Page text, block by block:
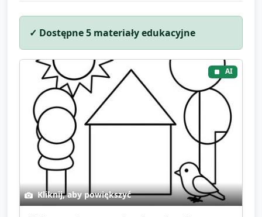
✓ Dostępne5 materiały edukacyjne
AI
Kliknij, aby powiększyć